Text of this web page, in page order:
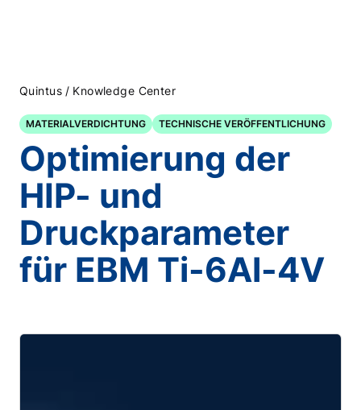
Quintus / Knowledge Center
MATERIALVERDICHTUNG TECHNISCHE VERÖFFENTLICHUNG
Optimierung der
HIP- und
Druckparameter
für EBM Ti-6Al-4V